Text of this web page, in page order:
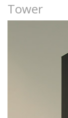
Tower